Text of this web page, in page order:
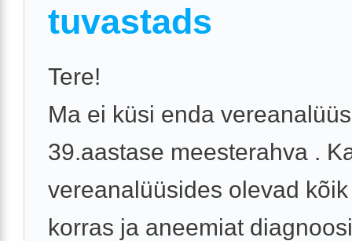
tuvastads
Tere!
Ma ei küsi enda
39.aastase meesterahva .
vereanalüüsides olevad
korras ja aneemiat